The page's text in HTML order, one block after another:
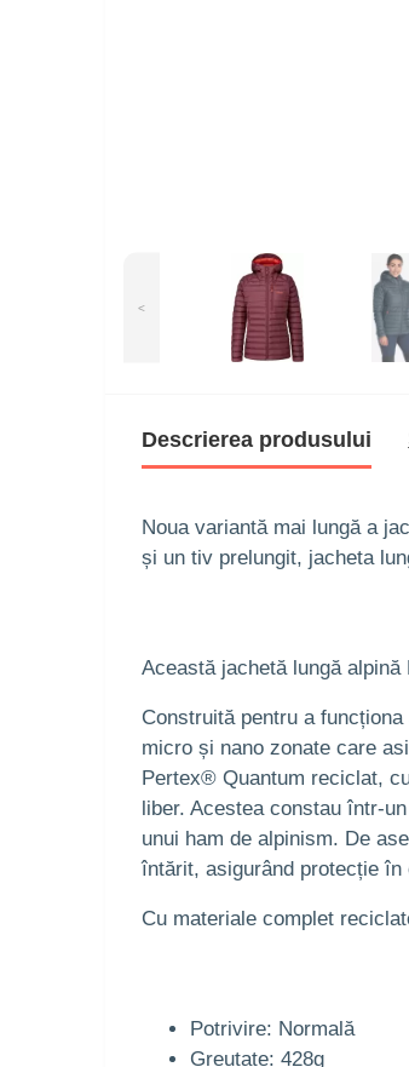
<
Descrierea produsului
Noua variantă mai lungă a
și un tiv prelungit, jacheta
Această jachetă lungă
Construită pentru a
micro și nano zonate care
Pertex® Quantum reciclat,
liber. Acestea constau într-
unui ham de alpinism. De
întărit, asigurând protecție în
Cu materiale complet
Potrivire: Normală
Greutate: 428g